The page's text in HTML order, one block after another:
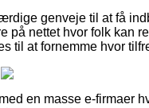
genveje til at få
på nettet hvor folk kan
til at fornemme hvor
en masse e-firmaer